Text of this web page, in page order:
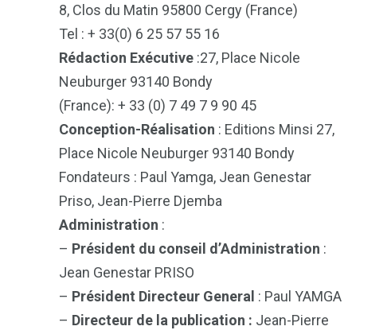
8, Clos du Matin 95800 Cergy (France)
Tel : + 33(0) 6 25 57 55 16
Rédaction Exécutive :27, Place Nicole
Neuburger 93140 Bondy
(France): + 33 (0) 7 49 7 9 90 45
Conception-Réalisation : Editions Minsi 27,
Place Nicole Neuburger 93140 Bondy
Fondateurs : Paul Yamga, Jean Genestar
Priso, Jean-Pierre Djemba
Administration :
– Président du conseil d’Administration :
Jean Genestar PRISO
– Président Directeur General : Paul YAMGA
– Directeur de la publication : Jean-Pierre